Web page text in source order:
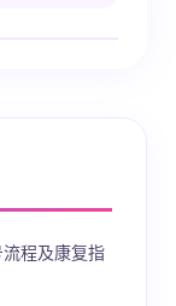
程及康复指